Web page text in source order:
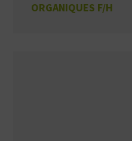
ORGANIQUES F/H